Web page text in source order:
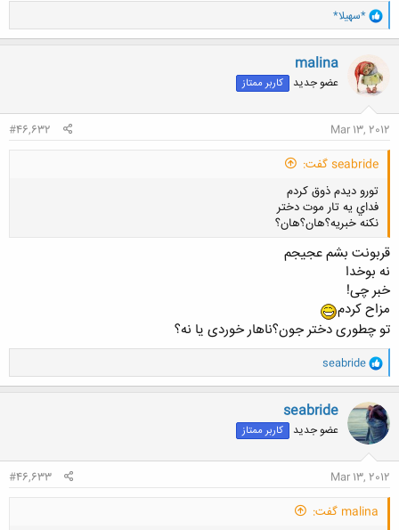
و
ا
ک
ن
ش
ه
ا
*سهیلا*
malina
عضو جدید کاربر ممتاز
Mar 13, 2012
#46,632
seabride گفت:
تورو ديدم ذوق كردم
فداي يه تار موت دختر
نكنه خبريه؟هان؟هان؟
قربونت بشم عجیجم
نه بوخدا
خبر چی!
مزاح کردم
تو چطوری دختر جون؟ناهار خوردی یا نه؟
و
ا
ک
ن
ش
ه
ا
seabride
seabride
عضو جدید کاربر ممتاز
Mar 13, 2012
#46,633
malina گفت: